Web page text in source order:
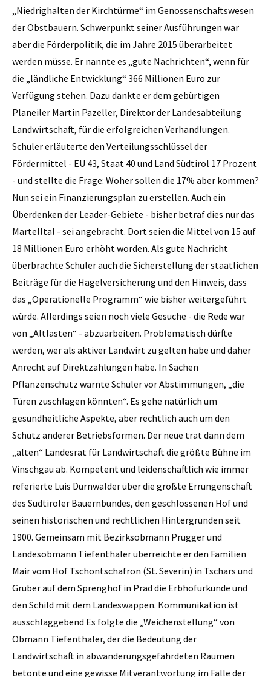
„Niedrighalten der Kirchtürme“ im Genossenschaftswesen
der Obstbauern. Schwerpunkt seiner Ausführungen war
aber die Förderpolitik, die im Jahre 2015 überarbeitet
werden müsse. Er nannte es „gute Nachrichten“, wenn für
die „ländliche Entwicklung“ 366 Millionen Euro zur
Verfügung stehen. Dazu dankte er dem gebürtigen
Planeiler Martin Pazeller, Direktor der Landesabteilung
Landwirtschaft, für die erfolgreichen Verhandlungen.
Schuler erläuterte den Verteilungsschlüssel der
Fördermittel - EU 43, Staat 40 und Land Südtirol 17 Prozent
- und stellte die Frage: Woher sollen die 17% aber kommen?
Nun sei ein Finanzierungsplan zu erstellen. Auch ein
Überdenken der Leader-Gebiete - bisher betraf dies nur das
Martelltal - sei angebracht. Dort seien die Mittel von 15 auf
18 Millionen Euro erhöht worden. Als gute Nachricht
überbrachte Schuler auch die Sicherstellung der staatlichen
Beiträge für die Hagelversicherung und den Hinweis, dass
das „Operationelle Programm“ wie bisher weitergeführt
würde. Allerdings seien noch viele Gesuche - die Rede war
von „Altlasten“ - abzuarbeiten. Problematisch dürfte
werden, wer als aktiver Landwirt zu gelten habe und daher
Anrecht auf Direktzahlungen habe. In Sachen
Pflanzenschutz warnte Schuler vor Abstimmungen, „die
Türen zuschlagen könnten“. Es gehe natürlich um
gesundheitliche Aspekte, aber rechtlich auch um den
Schutz anderer Betriebsformen. Der neue trat dann dem
„alten“ Landesrat für Landwirtschaft die größte Bühne im
Vinschgau ab. Kompetent und leidenschaftlich wie immer
referierte Luis Durnwalder über die größte Errungenschaft
des Südtiroler Bauernbundes, den geschlossenen Hof und
seinen historischen und rechtlichen Hintergründen seit
1900. Gemeinsam mit Bezirksobmann Prugger und
Landesobmann Tiefenthaler überreichte er den Familien
Mair vom Hof Tschontschafron (St. Severin) in Tschars und
Gruber auf dem Sprenghof in Prad die Erbhofurkunde und
den Schild mit dem Landeswappen. Kommunikation ist
ausschlaggebend Es folgte die „Weichenstellung“ von
Obmann Tiefenthaler, der die Bedeutung der
Landwirtschaft in abwanderungsgefährdeten Räumen
betonte und eine gewisse Mitverantwortung im Falle der